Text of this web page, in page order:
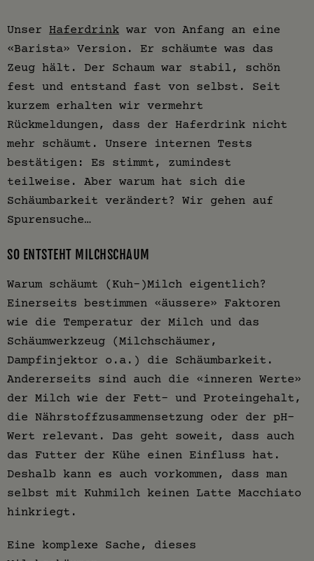
Unser Haferdrink war von Anfang an eine
«Barista» Version. Er schäumte was das
Zeug hält. Der Schaum war stabil, schön
fest und entstand fast von selbst. Seit
kurzem erhalten wir vermehrt
Rückmeldungen, dass der Haferdrink nicht
mehr schäumt. Unsere internen Tests
bestätigen: Es stimmt, zumindest
teilweise. Aber warum hat sich die
Schäumbarkeit verändert? Wir gehen auf
Spurensuche…
SO ENTSTEHT MILCHSCHAUM
Warum schäumt (Kuh-)Milch eigentlich?
Einerseits bestimmen «äussere» Faktoren
wie die Temperatur der Milch und das
Schäumwerkzeug (Milchschäumer,
Dampfinjektor o.a.) die Schäumbarkeit.
Andererseits sind auch die «inneren Werte»
der Milch wie der Fett- und Proteingehalt,
die Nährstoffzusammensetzung oder der pH-
Wert relevant. Das geht soweit, dass auch
das Futter der Kühe einen Einfluss hat.
Deshalb kann es auch vorkommen, dass man
selbst mit Kuhmilch keinen Latte Macchiato
hinkriegt.
Eine komplexe Sache, dieses